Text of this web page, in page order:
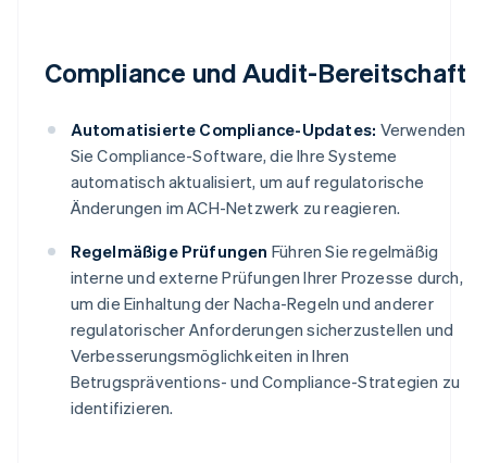
Compliance und Audit-Bereitschaft
Automatisierte Compliance-Updates: Verwenden
Sie Compliance-Software, die Ihre Systeme
automatisch aktualisiert, um auf regulatorische
Änderungen im ACH-Netzwerk zu reagieren.
Regelmäßige Prüfungen Führen Sie regelmäßig
interne und externe Prüfungen Ihrer Prozesse durch,
um die Einhaltung der Nacha-Regeln und anderer
regulatorischer Anforderungen sicherzustellen und
Verbesserungsmöglichkeiten in Ihren
Betrugspräventions- und Compliance-Strategien zu
identifizieren.